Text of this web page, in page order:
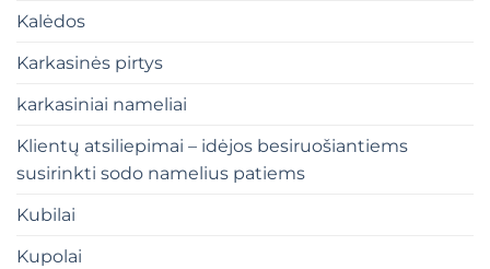
Kalėdos
Karkasinės pirtys
karkasiniai nameliai
Klientų atsiliepimai – idėjos besiruošiantiems
susirinkti sodo namelius patiems
Kubilai
Kupolai